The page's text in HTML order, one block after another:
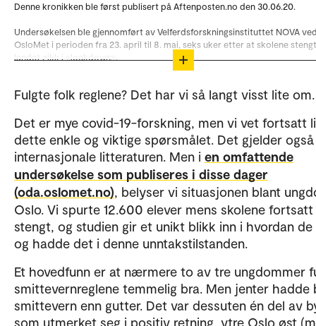
Denne kronikken ble først publisert på Aftenposten.no den 30.06.20.
Undersøkelsen ble gjennomført av Velferdsforskningsinstituttet NOVA
OsloMet i perioden fra 23. april til 8. mai, seks uker etter at skolene
landet gikk i «lockdown».
pandemien» er basert på en kvantitativ undersøkelse med 12.686
alderen 13 til 19 år. Ungdommene er elever ved offentlige ungdoms- og
videregående skoler.
Undersøkelsen ble gjennomført av forskerne Anders Bakken, Willy
Tilmann Von Soest og Mira Aaboen fra NOVA, OsloMet og Det
samfunnsvitenskapelige fakultet, Universitetet i Oslo.
Funnene i kronikken er også publisert i «Smittevern blant ungdom under
pandemien» i Tidsskrift for Den norske legeforening.
Fulgte folk reglene? Det har vi så langt visst lite om.
Det er mye covid-19-forskning, men vi vet fortsatt
dette enkle og viktige spørsmålet. Det gjelder
internasjonale litteraturen. Men i en omfattende
undersøkelse som publiseres i disse dager
(oda.oslomet.no), belyser vi situasjonen blant
Oslo. Vi spurte 12.600 elever mens skolene
stengt, og studien gir et unikt blikk inn i hvordan de
og hadde det i denne unntakstilstanden.
Et hovedfunn er at nærmere to av tre ungdommer
smittevernreglene temmelig bra. Men jenter hadde
smittevern enn gutter. Det var dessuten én del av
som utmerket seg i positiv retning, ytre Oslo øst